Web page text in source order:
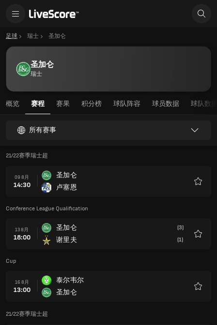
足球 瑞士 圣加仑
圣加仑
瑞士
概览 赛程 赛果 积分榜 球队阵容 球员数据 球队数
所有赛事
21/22赛季瑞士超
09 8月
14:30
圣加仑
卢塞恩
Conference League Qualification
13 8月
18:00
圣加仑
谢里夫
(3)
(1)
Cup
16 8月
13:00
泰尔韦尔
圣加仑
21/22赛季瑞士超